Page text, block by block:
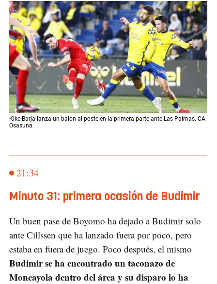
Kike Barja lanza un balón al poste en la primera parte ante Las Palmas. CA
Osasuna.
21:34
Minuto 31: primera ocasión de Budimir
Un buen pase de Boyomo ha dejado a Budimir solo
ante Cillssen que ha lanzado fuera por poco, pero
estaba en fuera de juego. Poco después, el mismo
Budimir se ha encontrado un taconazo de
Moncayola dentro del área y su disparo lo ha